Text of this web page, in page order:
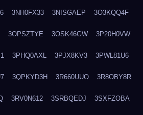
3NH0FX33 3NISGAEP 3O3KQQ4F
3OPSZTYE 3OSK46GW 3P20H0VW
3PHQ0AXL 3PJX8KV3 3PWL81U6
3QPKYD3H 3R660UUO 3R8OBY8R
3RV0N612 3SRBQEDJ 3SXFZOBA